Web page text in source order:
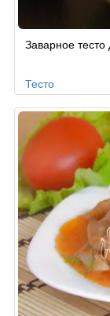
Заварное
Тесто